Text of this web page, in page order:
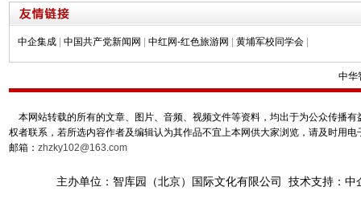
中企集成 | 中国共产党新闻网 | 中红网-红色旅游网 | 黄埔军校同学会 |
中华
本网站转载的所有的文章、图片、音频、视频文件等资料，均出于为公众传播
权者联系，若所选内容作者及编辑认为其作品不宜上本网供大家浏览，请及时用
邮箱： zhzky102@163.com
主办单位：智库园（北京）国际文化有限公司 技术支持：